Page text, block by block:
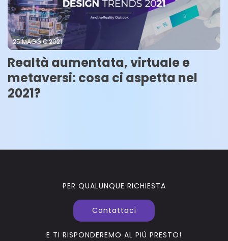
25 MAGGIO 2021
Realtà aumentata, virtuale e
metaversi: cosa ci aspetta nel
2021?
PER QUALUNQUE RICHIESTA
Contattaci
E TI RISPONDEREMO AL PIÙ PRESTO!